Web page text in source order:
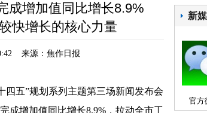
新
官方
成增加值同比增长8.9%
快增长的核心力量
来源：焦作日报
五”规划系列主题第三场新闻发布会
成增加值同比增长8.9%，拉动全市工